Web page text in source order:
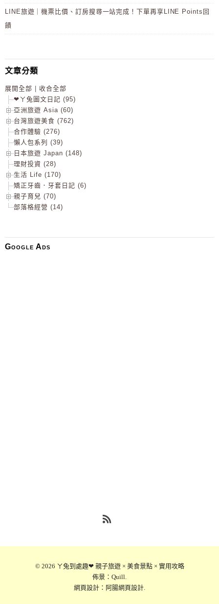
LINE旅遊｜機票比價、訂房搜尋一站完成！下單再享LINE Points回
饋
文章分類
展開全部
收合全部
❤ㄚ兔圖文日記 (95)
亞洲旅遊 Asia (60)
台灣旅遊美食 (762)
合作體驗 (276)
懶人包系列 (39)
日本旅遊 Japan (148)
理財投資 (28)
生活 Life (170)
矯正牙齒．牙套日記 (6)
親子育兒 (70)
部落格經營 (14)
Google Ads
© 2026 ㄚ兔到處趣❤ 親子旅遊 × 美食景點 × 實用攻略
佈景： Quill.
網頁設計： 阿腸網頁設計.